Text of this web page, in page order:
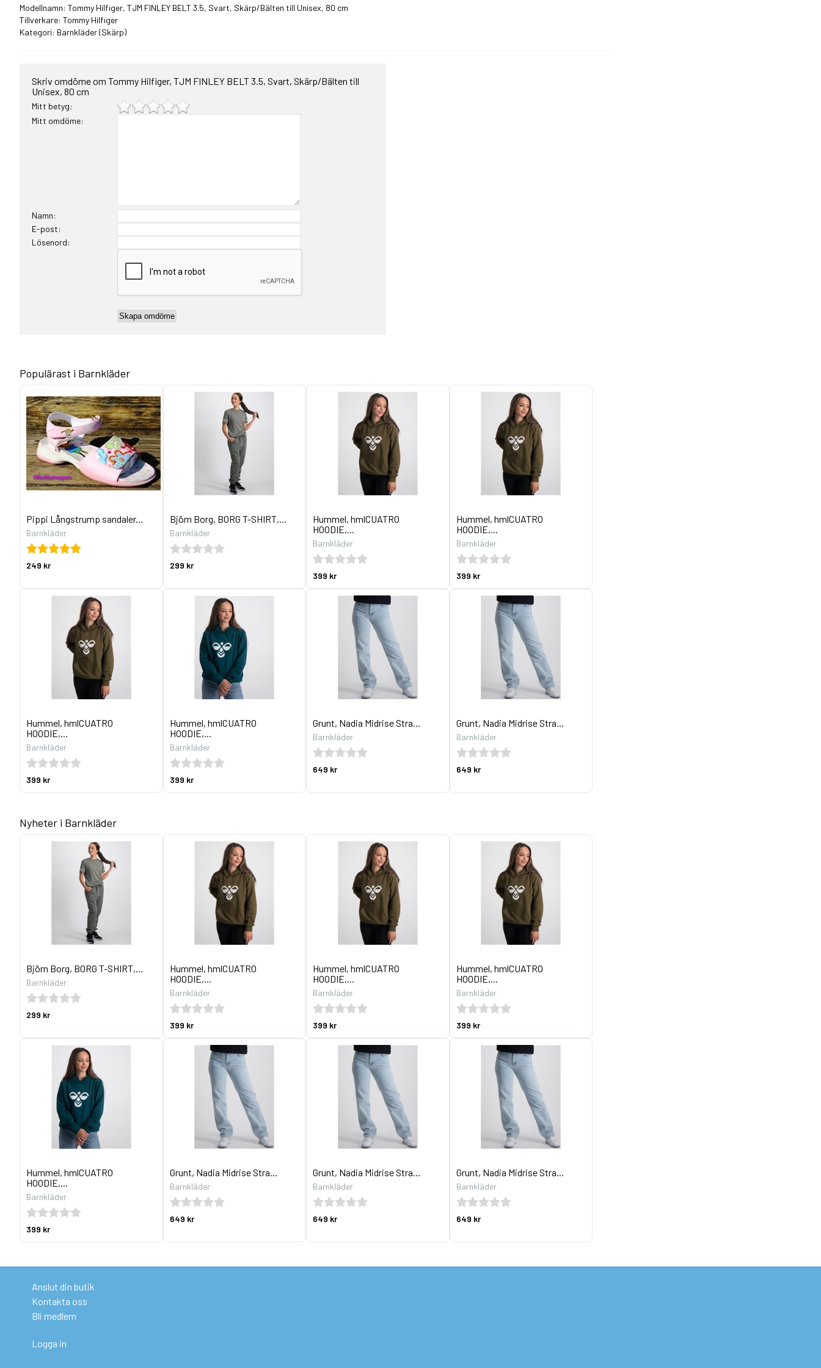
Modellnamn: Tommy Hilfiger, TJM FINLEY BELT 3.5, Svart, Skärp/Bälten till Unisex, 80 cm
Tillverkare: Tommy Hilfiger
Kategori: Barnkläder(Skärp)
Skriv omdöme om Tommy Hilfiger, TJM FINLEY BELT 3.5, Svart, Skärp/Bälten till
Unisex, 80 cm
Mitt betyg:
Mitt omdöme:
Namn:
E-post:
Lösenord:
Populärast i Barnkläder
Pippi Långstrump sandaler...
Barnkläder
249 kr
Björn Borg, BORG T-SHIRT,...
Barnkläder
299 kr
Hummel, hmlCUATRO
HOODIE,...
Barnkläder
399 kr
Hummel, hmlCUATRO
HOODIE,...
Barnkläder
399 kr
Hummel, hmlCUATRO
HOODIE,...
Barnkläder
399 kr
Hummel, hmlCUATRO
HOODIE,...
Barnkläder
399 kr
Grunt, Nadia Midrise Stra...
Barnkläder
649 kr
Grunt, Nadia Midrise Stra...
Barnkläder
649 kr
Nyheter i Barnkläder
Björn Borg, BORG T-SHIRT,...
Barnkläder
299 kr
Hummel, hmlCUATRO
HOODIE,...
Barnkläder
399 kr
Hummel, hmlCUATRO
HOODIE,...
Barnkläder
399 kr
Hummel, hmlCUATRO
HOODIE,...
Barnkläder
399 kr
Hummel, hmlCUATRO
HOODIE,...
Barnkläder
399 kr
Grunt, Nadia Midrise Stra...
Barnkläder
649 kr
Grunt, Nadia Midrise Stra...
Barnkläder
649 kr
Grunt, Nadia Midrise Stra...
Barnkläder
649 kr
Anslut din butik
Kontakta oss
Bli medlem
Logga in